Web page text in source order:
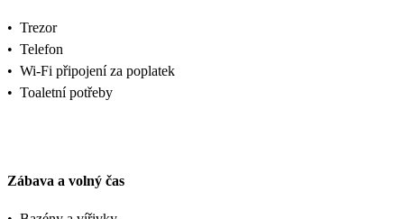
• Trezor
• Telefon
• Wi-Fi připojení za poplatek
• Toaletní potřeby
Zábava a volný čas